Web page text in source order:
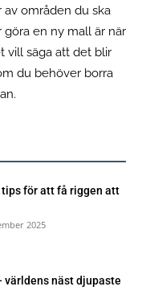
områden du ska
göra en ny mall är när
vill säga att det blir
du behöver borra
för att få riggen att
2025
världens näst djupaste